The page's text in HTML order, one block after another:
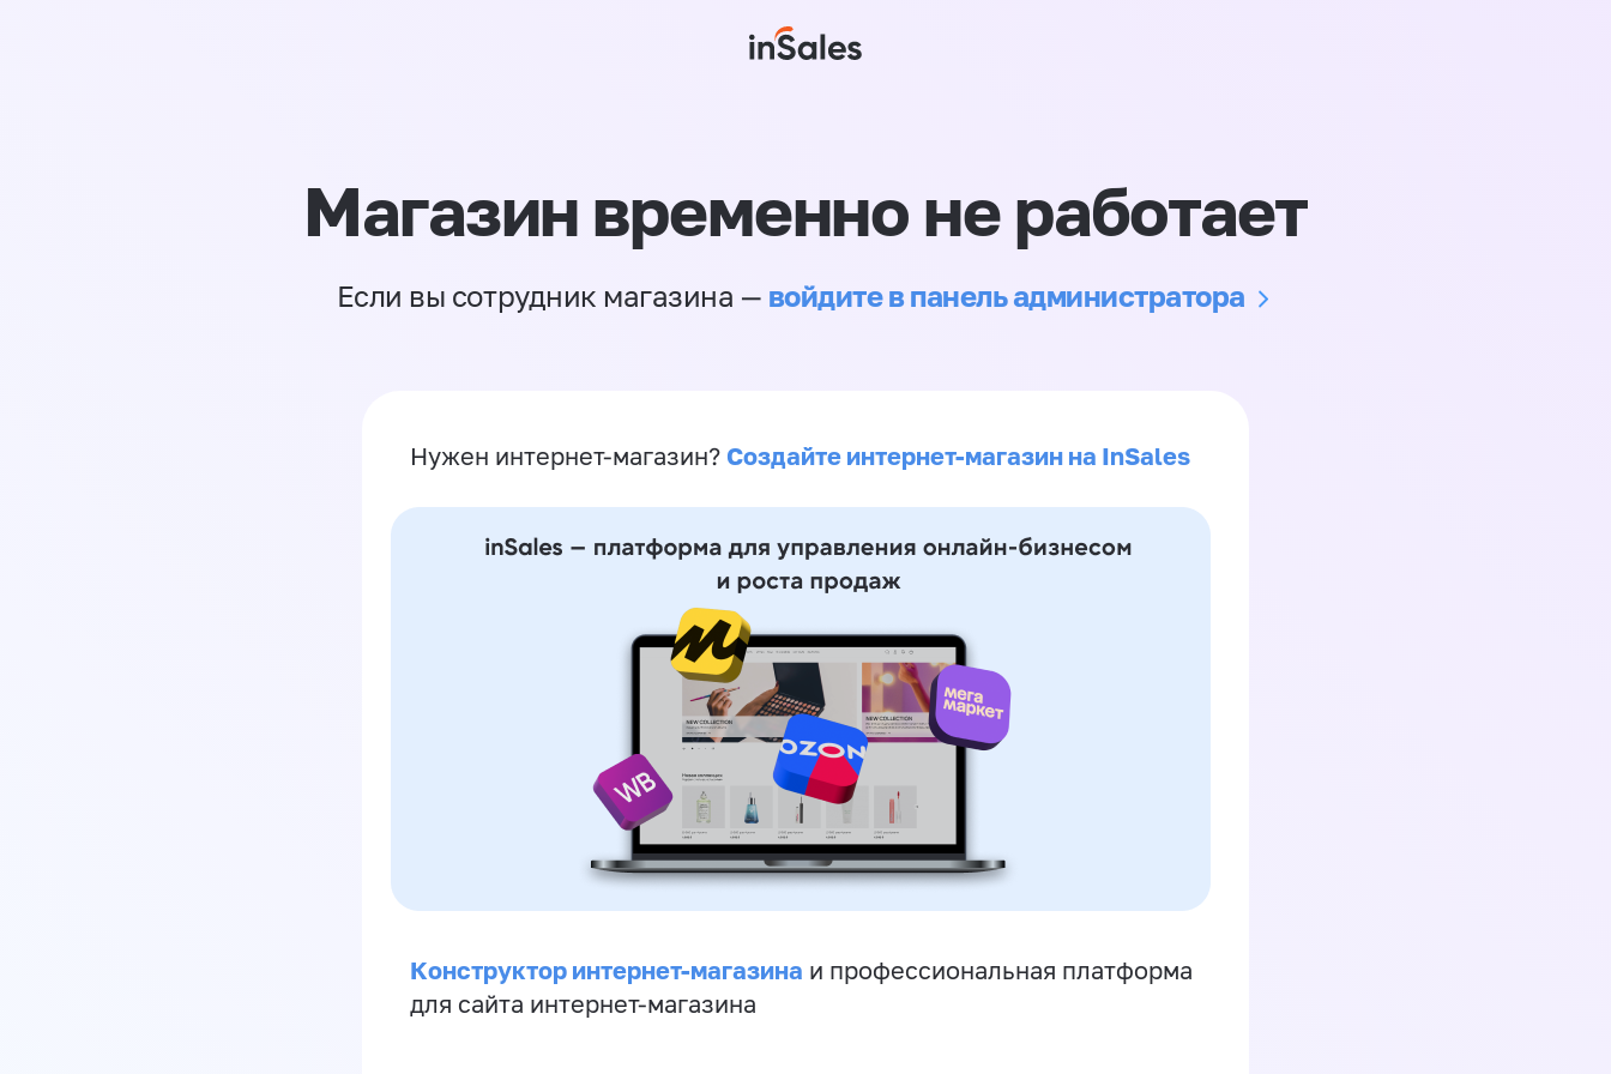
Магазин временно не работает
Если вы сотрудник магазина — войдите в панель администратора
Нужен интернет-магазин? Создайте интернет-магазин на InSales
Конструктор интернет-магазина и профессиональная платформа
для сайта интернет-магазина